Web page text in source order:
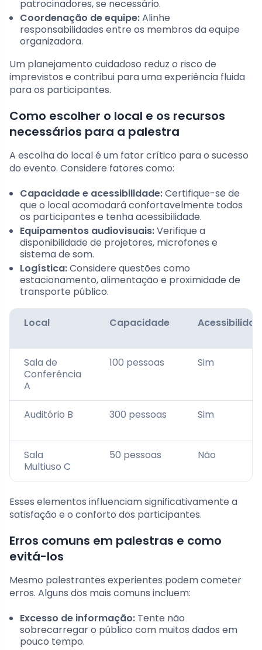
patrocinadores, se necessário.
Coordenação de equipe:Alinhe
responsabilidades entre os membros da equipe
organizadora.
Um planejamento cuidadoso reduz o risco de
imprevistos e contribui para uma experiência fluida
para os participantes.
Como escolher o local e os recursos
necessários para a palestra
A escolha do local é um fator crítico para o sucesso
do evento. Considere fatores como:
Capacidade e acessibilidade:Certifique-se de
que o local acomodará confortavelmente todos
os participantes e tenha acessibilidade.
Equipamentos audiovisuais:Verifique a
disponibilidade de projetores, microfones e
sistema de som.
Logística:Considere questões como
estacionamento, alimentação e proximidade de
transporte público.
Local Capacidade
Sala de
Conferência
A
100 pessoas Sim
Auditório B 300 pessoas Sim
Sala
Multiuso C
50 pessoas Não
Esses elementos influenciam significativamente a
satisfação e o conforto dos participantes.
Erros comuns em palestras e como
evitá-los
Mesmo palestrantes experientes podem cometer
erros. Alguns dos mais comuns incluem:
Excesso de informação: Tente não
sobrecarregar o público com muitos dados em
pouco tempo.